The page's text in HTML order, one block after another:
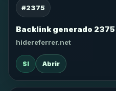
#2375
Backlink generado 2375
hidereferrer.net
SI Abrir